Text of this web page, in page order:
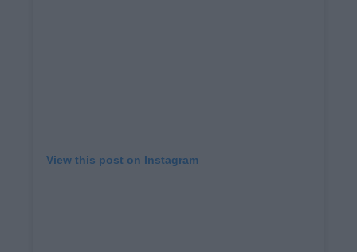
View this post on Instagram